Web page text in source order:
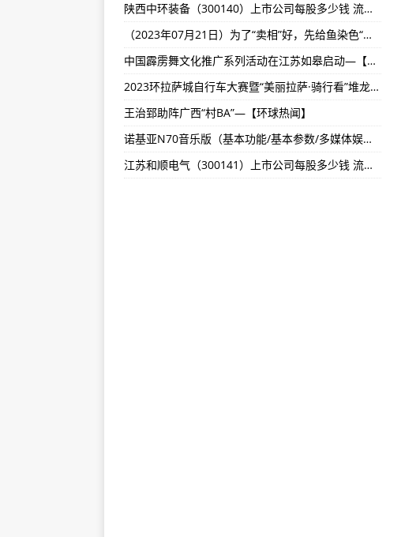
艾尔帕西诺女友怀孕了 孩子成年他101岁
陕西中环装备（300140）上市公司每股多少钱 流通股为4.23亿
（2023年07月21日）为了“卖相”好，先给鱼染色“美颜”？查处！-天天动态:
中国霹雳舞文化推广系列活动在江苏如皋启动—【环球新要闻】
2023环拉萨城自行车大赛暨“美丽拉萨·骑行看”堆龙德庆绕圈赛正式开赛—今日讯!
王治郅助阵广西“村BA”—【环球热闻】
诺基亚N70音乐版（基本功能/基本参数/多媒体娱乐）
江苏和顺电气（300141）上市公司每股多少钱 流通股为1.97亿